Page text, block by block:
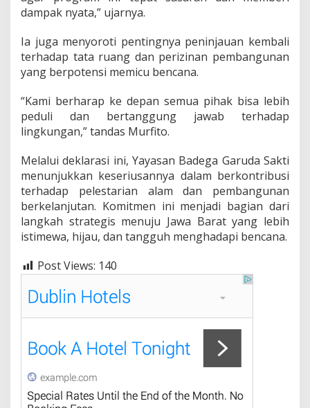
dampak nyata,” ujarnya.
Ia juga menyoroti pentingnya peninjauan kembali
terhadap tata ruang dan perizinan pembangunan
yang berpotensi memicu bencana.
“Kami berharap ke depan semua pihak bisa lebih
peduli dan bertanggung jawab terhadap
lingkungan,” tandas Murfito.
Melalui deklarasi ini, Yayasan Badega Garuda Sakti
menunjukkan keseriusannya dalam berkontribusi
terhadap pelestarian alam dan pembangunan
berkelanjutan. Komitmen ini menjadi bagian dari
langkah strategis menuju Jawa Barat yang lebih
istimewa, hijau, dan tangguh menghadapi bencana.
Post Views: 140